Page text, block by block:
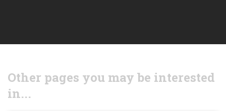
Other pages you may be interested
in...